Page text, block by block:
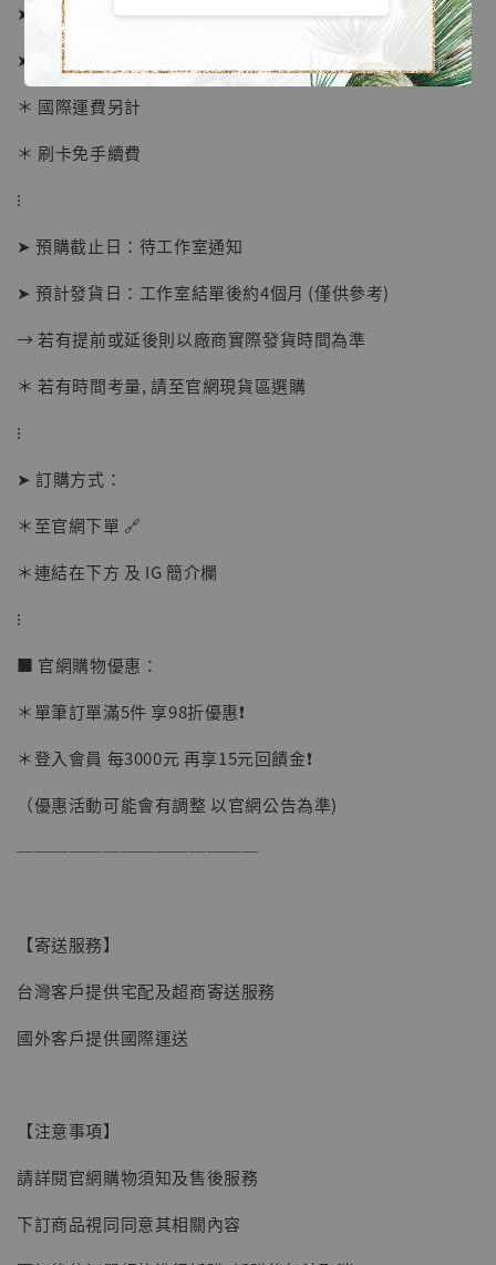
【店內現貨】海賊王 系列蒐藏雕像 布魯克達
NT$ 4,980
NT$ 5,300
➤ 低配價格 7180元 (訂金3980)
➤ 高配價格 10280元 (訂金4980)
＊ 國際運費另計
＊ 刷卡免手續費
⁝
➤ 預購截止日：待工作室通知
➤ 預計發貨日：工作室結單後約4個月 (僅供參考)
→ 若有提前或延後則以廠商實際發貨時間為準
＊ 若有時間考量, 請至官網現貨區選購
⁝
➤ 訂購方式：
＊至官網下單 🔗
＊連結在下方 及 IG 簡介欄
⁝
■ 官網購物優惠：
＊單筆訂單滿5件 享98折優惠❗️
＊登入會員 每3000元 再享15元回饋金❗️
（優惠活動可能會有調整 以官網公告為準)
──────────────
【寄送服務】
台灣客戶提供宅配及超商寄送服務
國外客戶提供國際運送
【注意事項】
請詳閱官網購物須知及售後服務
下訂商品視同同意其相關內容